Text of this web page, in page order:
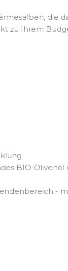
die
zu Ihrem
BIO-Olivenöl
-